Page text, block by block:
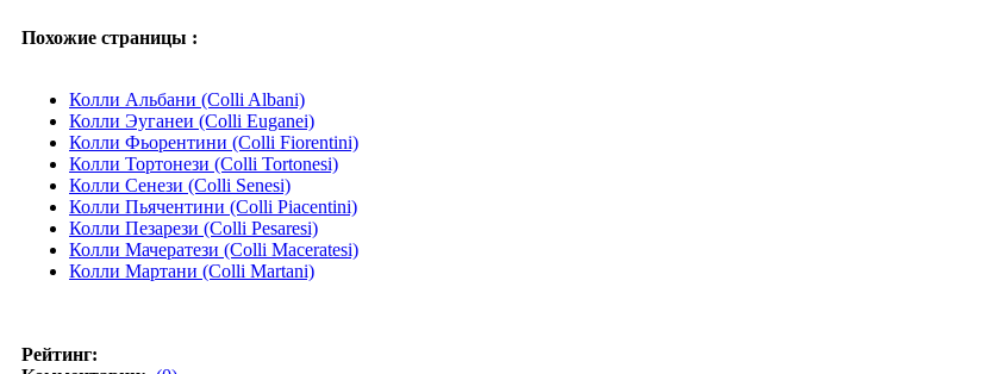
Похожие страницы :
Колли Альбани (Colli Albani)
Колли Эуганеи (Colli Euganei)
Колли Фьорентини (Colli Fiorentini)
Колли Тортонези (Colli Tortonesi)
Колли Сенези (Colli Senesi)
Колли Пьячентини (Colli Piacentini)
Колли Пезарези (Colli Pesaresi)
Колли Мачератези (Colli Maceratesi)
Колли Мартани (Colli Martani)
Рейтинг: